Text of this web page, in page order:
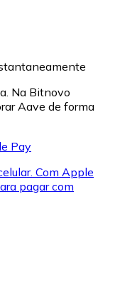
Na Bitnovo
Aave de forma
Pay
Com Apple
pagar com